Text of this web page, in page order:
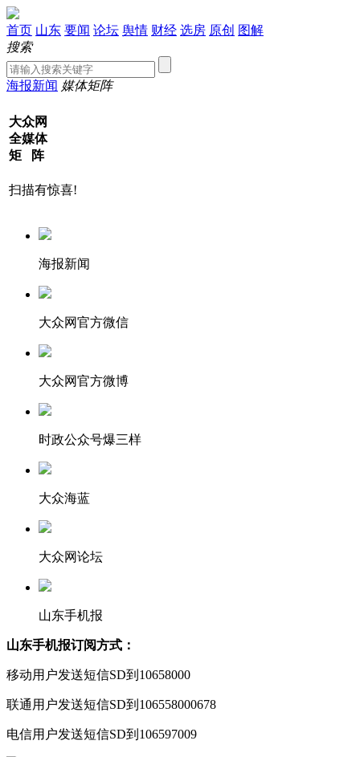
首页 山东 要闻 论坛 舆情 财经 选房 原创 图解
搜索
海报新闻 媒体矩阵
大众网
全媒体
矩 阵
扫描有惊喜!
海报新闻
大众网官方微信
大众网官方微博
时政公众号爆三样
大众海蓝
大众网论坛
山东手机报
山东手机报订阅方式：
移动用户发送短信SD到10658000
联通用户发送短信SD到106558000678
电信用户发送短信SD到106597009